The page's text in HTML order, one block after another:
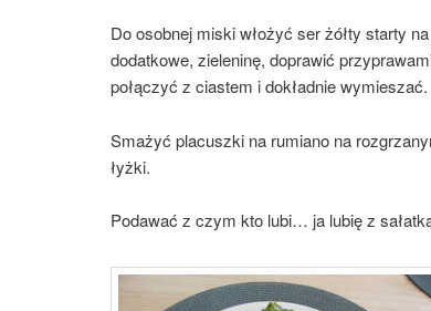
Do osobnej miski włożyć ser żółty starty
dodatkowe, zieleninę, doprawić
połączyć z ciastem i dokładnie wymieszać.
Smażyć placuszki na rumiano na
łyżki.
Podawać z czym kto lubi… ja lubię z